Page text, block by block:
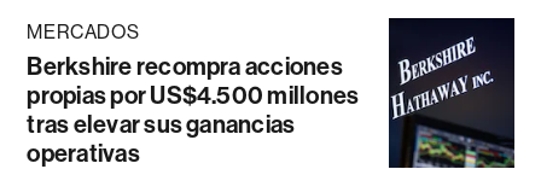
MERCADOS
Berkshire recompra acciones
propias por US$4.500 millones
tras elevar sus ganancias
operativas